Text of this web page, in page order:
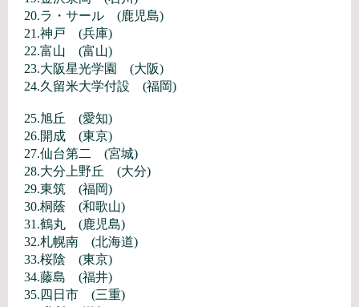
20.ラ・サール (鹿児島)
21.神戸 (兵庫)
22.富山 (富山)
23.大阪星光学園 (大阪)
24.久留米大学付設 (福岡)
25.旭丘 (愛知)
26.開成 (東京)
27.仙台第二 (宮城)
28.大分上野丘 (大分)
29.東筑 (福岡)
30.桐蔭 (和歌山)
31.鶴丸 (鹿児島)
32.札幌南 (北海道)
33.桜陰 (東京)
34.藤島 (福井)
35.四日市 (三重)